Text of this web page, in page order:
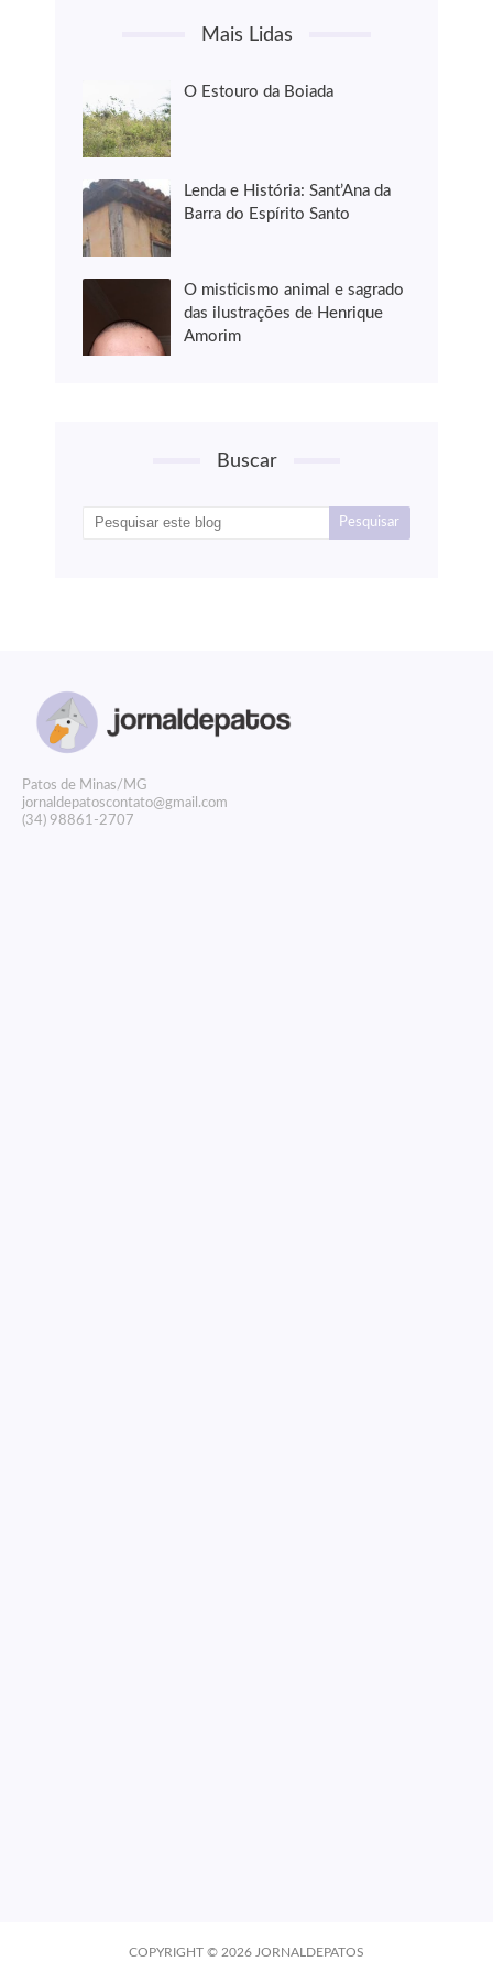
Mais Lidas
O Estouro da Boiada
Lenda e História: Sant’Ana da
Barra do Espírito Santo
O misticismo animal e sagrado
das ilustrações de Henrique
Amorim
Buscar
Patos de Minas/MG
jornaldepatoscontato@gmail.com
(34) 98861-2707
COPYRIGHT © 2026 JORNALDEPATOS